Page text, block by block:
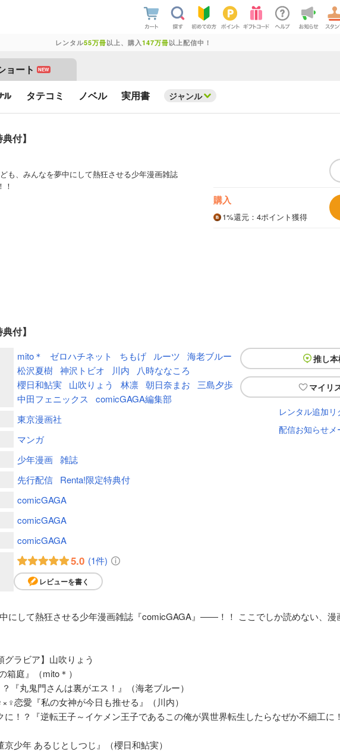
レンタル55万冊以上、購入 147万冊以上配信中！
ョート NEW
タテコミ ノベル 実用書 ジャンル
付】
も、みんなを夢中にして熱狂させる少年漫画雑誌
購入
1%還元 ：4ポイント獲得
付】
推し本
マイリ
レンタル追加リ
配信お知らせメ
mito＊ ゼロハチネット ちもげ ルーツ
海老ブルー
松沢夏樹 神沢トビオ 川内
八時ななころ
櫻日和鮎実
山吹りょう 林凛 朝日奈まお
三島夕歩
中田フェニックス
comicGAGA編集部
東京漫画社
マンガ
少年漫画 雑誌
先行配信
Renta!限定特典付
comicGAGA
comicGAGA
comicGAGA
5.0 (1件)
レビューを書く
にして熱狂させる少年漫画雑誌『comicGAGA』――！！ ここでしか読めない、漫
ラビア】山吹りょう
庭』（mito＊）
『丸鬼門さんは裏がエス！』（海老ブルー）
恋愛『私の女神が今日も推せる』（川内）
！？『逆転王子～イケメン王子であるこの俺が異世界転生したらなぜか不細工に
少年 あるじとしつじ』（櫻日和鮎実）